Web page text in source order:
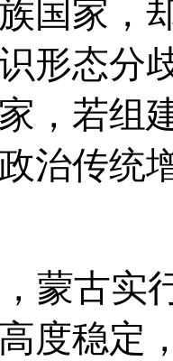
国家，
形态分
，若组
治传统
蒙古实
度稳定